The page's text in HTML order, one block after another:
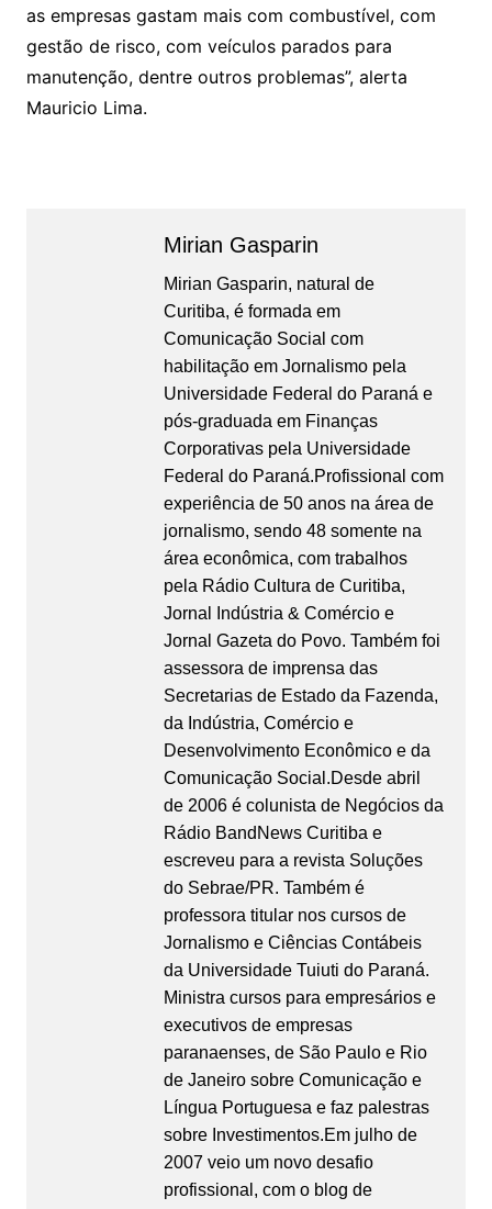
as empresas gastam mais com combustível, com
gestão de risco, com veículos parados para
manutenção, dentre outros problemas”, alerta
Mauricio Lima.
Mirian Gasparin
Mirian Gasparin, natural de
Curitiba, é formada em
Comunicação Social com
habilitação em Jornalismo pela
Universidade Federal do Paraná e
pós-graduada em Finanças
Corporativas pela Universidade
Federal do Paraná.Profissional com
experiência de 50 anos na área de
jornalismo, sendo 48 somente na
área econômica, com trabalhos
pela Rádio Cultura de Curitiba,
Jornal Indústria & Comércio e
Jornal Gazeta do Povo. Também foi
assessora de imprensa das
Secretarias de Estado da Fazenda,
da Indústria, Comércio e
Desenvolvimento Econômico e da
Comunicação Social.Desde abril
de 2006 é colunista de Negócios da
Rádio BandNews Curitiba e
escreveu para a revista Soluções
do Sebrae/PR. Também é
professora titular nos cursos de
Jornalismo e Ciências Contábeis
da Universidade Tuiuti do Paraná.
Ministra cursos para empresários e
executivos de empresas
paranaenses, de São Paulo e Rio
de Janeiro sobre Comunicação e
Língua Portuguesa e faz palestras
sobre Investimentos.Em julho de
2007 veio um novo desafio
profissional, com o blog de